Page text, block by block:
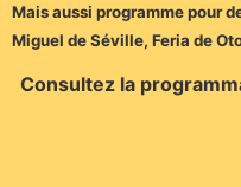
Mais aussi programme pour
Miguel de Séville, Feria de
Consultez la